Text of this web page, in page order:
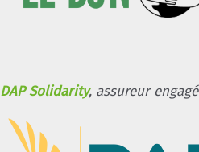
DAP Solidarity, assureur engagé